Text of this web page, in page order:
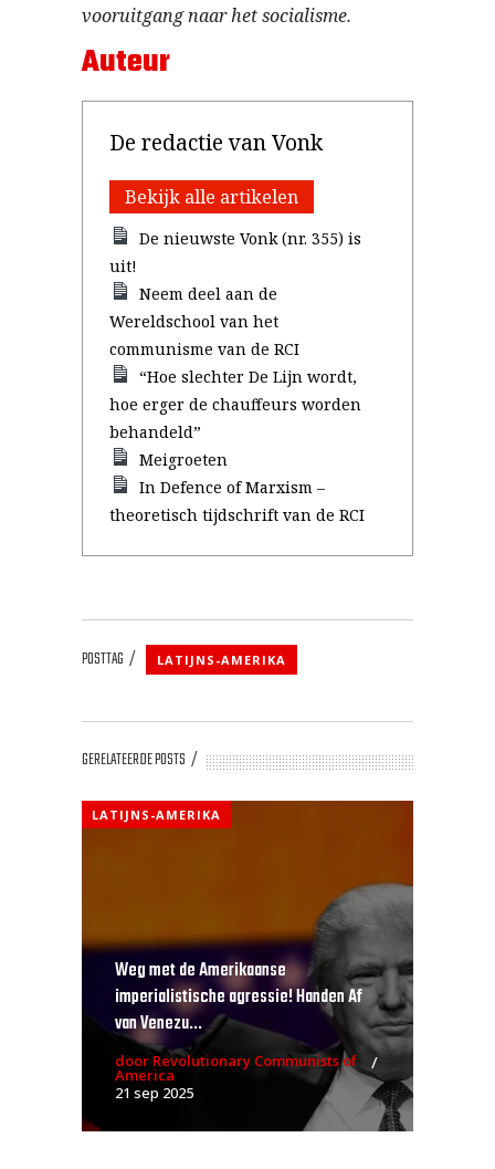
vooruitgang naar het socialisme.
Auteur
De redactie van Vonk
Bekijk alle artikelen
De nieuwste Vonk (nr. 355) is
uit!
Neem deel aan de
Wereldschool van het
communisme van de RCI
“Hoe slechter De Lijn wordt,
hoe erger de chauffeurs worden
behandeld”
Meigroeten
In Defence of Marxism –
theoretisch tijdschrift van de RCI
POSTTAG LATIJNS-AMERIKA
GERELATEERDE POSTS
LATIJNS-AMERIKA
Weg met de Amerikaanse
imperialistische agressie! Handen Af
van Venezu...
door Revolutionary Communists of
America
21 sep 2025